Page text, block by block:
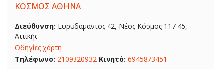
ΚΟΣΜΟΣ ΑΘΗΝΑ
Διεύθυνση: Ευρυδάμαντος 42, Νέος Κόσμος 117 45,
Αττικής
Οδηγίες χάρτη
Τηλέφωνο: 2109320932 Κινητό: 6945873451